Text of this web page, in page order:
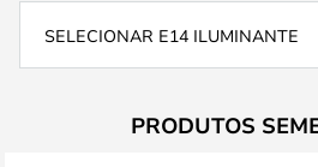
SELECIONAR E14 ILUMINANTE
PRODUTOS